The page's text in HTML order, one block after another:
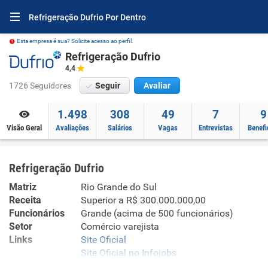
Refrigeração Dufrio Por Dentro
Esta empresa é sua? Solicite acesso ao perfil.
Refrigeração Dufrio
4,4
1726 Seguidores Seguir Avaliar
Visão Geral
1.498
Avaliações
308
Salários
49
Vagas
7
Entrevistas
9
Refrigeração Dufrio
Matriz
Rio Grande do Sul
Receita
Superior a R$ 300.000.000,00
Funcionários
Grande (acima de 500 funcionários)
Setor
Comércio varejista
Links
Site Oficial
Site Oficial no Infojobs